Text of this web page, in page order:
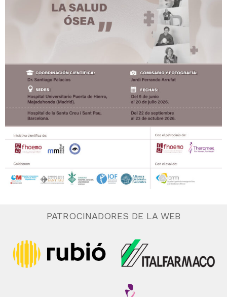
PATROCINADORES DE LA WEB